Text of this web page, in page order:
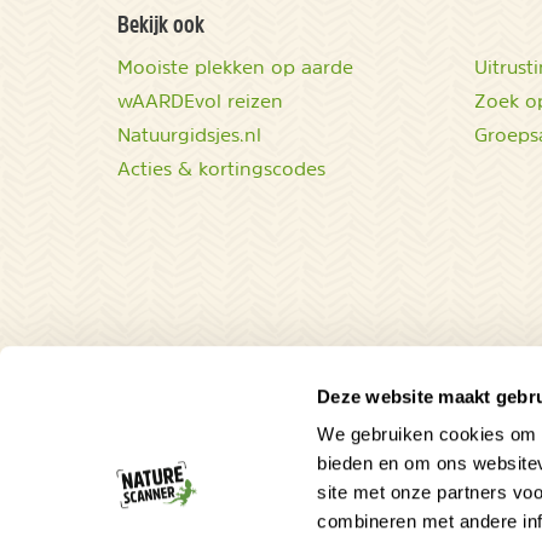
Deze website maakt
We gebruiken cookies
bieden en om ons
site met onze partners
combineren met andere
Bekijk ook
Mooiste plekken op aarde
wAARDEvol reizen
Natuurgidsjes.nl
Acties & kortingscodes
Zoek